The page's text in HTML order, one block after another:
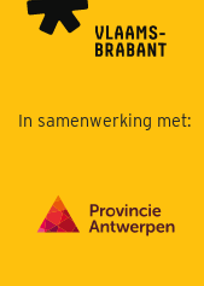
In samenwerking met: